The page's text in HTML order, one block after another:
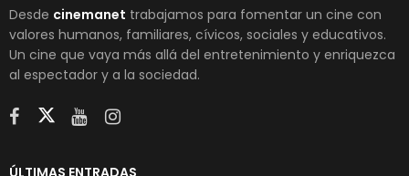
Desde cinemanet trabajamos para fomentar un cine con
valores humanos, familiares, cívicos, sociales y educativos.
Un cine que vaya más allá del entretenimiento y enriquezca
al espectador y a la sociedad.
ÚLTIMAS ENTRADAS